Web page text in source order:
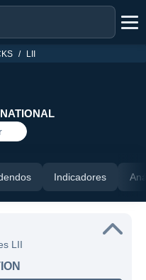
LII
Indicadores
LII